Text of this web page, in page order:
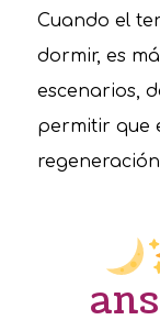
Cuando el
dormir, es
escenarios,
permitir que